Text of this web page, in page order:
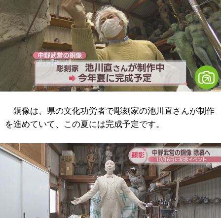
銅像は、県の文化功労者で彫刻家の池川直さんが制作
を進めていて、この夏には完成予定です。